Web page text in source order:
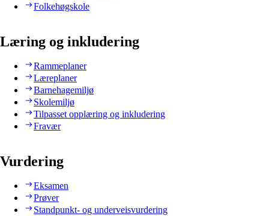
Folkehøgskole
Læring og inkludering
Rammeplaner
Læreplaner
Barnehagemiljø
Skolemiljø
Tilpasset opplæring og inkludering
Fravær
Vurdering
Eksamen
Prøver
Standpunkt- og underveisvurdering